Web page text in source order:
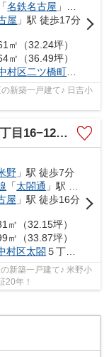
「名鉄名古屋 」駅 徒歩17分
屋 」駅 徒歩17分
㎡（32.24坪）
㎡（36.49坪）
村区二ツ橋町２丁目
築一戸建て♪ 日吉小
料】新築一戸建て
野 」駅 徒歩7分
「太閤通 」駅 徒歩10分
屋 」駅 徒歩16分
㎡（32.15坪）
㎡（33.87坪）
村区太閤 ５丁目16-12
築一戸建て♪ 米野小
20年！